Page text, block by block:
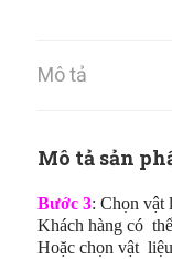
Mô tả
Mô tả sản
Bước 3: Chọn vật
Khách hàng có
Hoặc chọn vật